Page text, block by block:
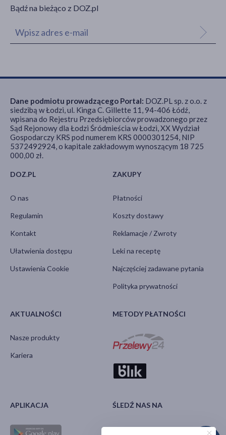
Bądź na bieżąco z DOZ.pl
DOZ.PL
O nas
Regulamin
Kontakt
Ułatwienia dostępu
Ustawienia Cookie
ZAKUPY
Płatności
Koszty dostawy
Reklamacje / Zwroty
Leki na receptę
Najczęściej zadawane pytania
Polityka prywatności
AKTUALNOŚCI
Nasze produkty
Kariera
METODY PŁATNOŚCI
APLIKACJA ŚLEDŹ NAS NA
Dane podmiotu prowadzącego Portal: DOZ.PL sp. z o.o. z
siedzibą w Łodzi, ul. Kinga C. Gillette 11, 94-406 Łódź,
wpisana do Rejestru Przedsiębiorców prowadzonego przez
Sąd Rejonowy dla Łodzi Śródmieścia w Łodzi, XX Wydział
Gospodarczy KRS pod numerem KRS 0000301254, NIP
5372492924, o kapitale zakładowym wynoszącym 18 725
000,00 zł.